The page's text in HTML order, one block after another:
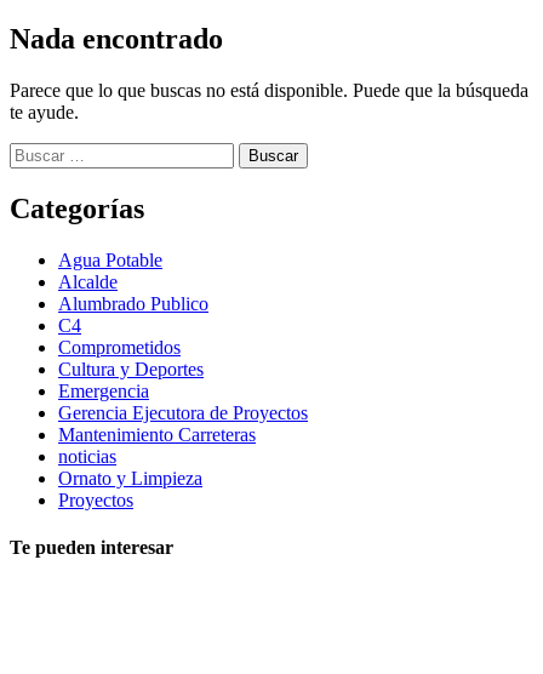
Nada encontrado
Parece que lo que buscas no está disponible. Puede que la búsqueda
te ayude.
Buscar:
Categorías
Agua Potable
Alcalde
Alumbrado Publico
C4
Comprometidos
Cultura y Deportes
Emergencia
Gerencia Ejecutora de Proyectos
Mantenimiento Carreteras
noticias
Ornato y Limpieza
Proyectos
Te pueden interesar